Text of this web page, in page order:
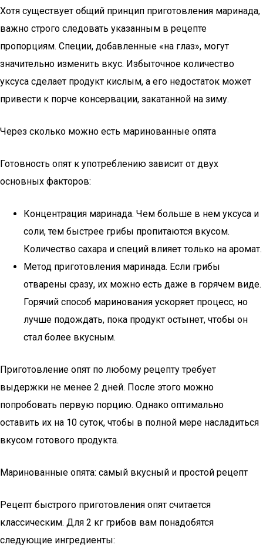
Хотя существует общий принцип приготовления маринада,
важно строго следовать указанным в рецепте
пропорциям. Специи, добавленные «на глаз», могут
значительно изменить вкус. Избыточное количество
уксуса сделает продукт кислым, а его недостаток может
привести к порче консервации, закатанной на зиму.
Через сколько можно есть маринованные опята
Готовность опят к употреблению зависит от двух
основных факторов:
Концентрация маринада. Чем больше в нем уксуса и
соли, тем быстрее грибы пропитаются вкусом.
Количество сахара и специй влияет только на аромат.
Метод приготовления маринада. Если грибы
отварены сразу, их можно есть даже в горячем виде.
Горячий способ маринования ускоряет процесс, но
лучше подождать, пока продукт остынет, чтобы он
стал более вкусным.
Приготовление опят по любому рецепту требует
выдержки не менее 2 дней. После этого можно
попробовать первую порцию. Однако оптимально
оставить их на 10 суток, чтобы в полной мере насладиться
вкусом готового продукта.
Маринованные опята: самый вкусный и простой рецепт
Рецепт быстрого приготовления опят считается
классическим. Для 2 кг грибов вам понадобятся
следующие ингредиенты: